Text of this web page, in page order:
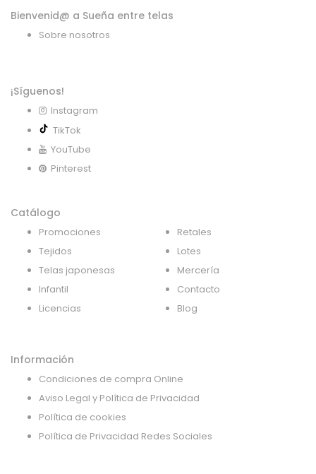
Bienvenid@ a Sueña entre telas
Sobre nosotros
¡Síguenos!
Instagram
TikTok
YouTube
Pinterest
Catálogo
Promociones
Tejidos
Telas japonesas
Infantil
Licencias
Retales
Lotes
Mercería
Contacto
Blog
Información
Condiciones de compra Online
Aviso Legal y Política de Privacidad
Política de cookies
Política de Privacidad Redes Sociales